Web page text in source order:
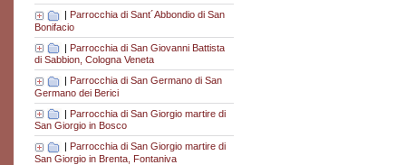
| Parrocchia di Sant´Abbondio di San
Bonifacio
| Parrocchia di San Giovanni Battista
di Sabbion, Cologna Veneta
| Parrocchia di San Germano di San
Germano dei Berici
| Parrocchia di San Giorgio martire di
San Giorgio in Bosco
| Parrocchia di San Giorgio martire di
San Giorgio in Brenta, Fontaniva